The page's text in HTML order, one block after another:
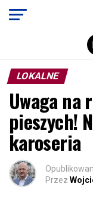
LOKALNE
Uwaga na
pieszych!
karoseria
Przez